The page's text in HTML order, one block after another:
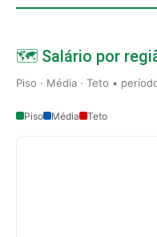
🗺️ Salário por
Piso · Média · Teto •
Piso Média Teto